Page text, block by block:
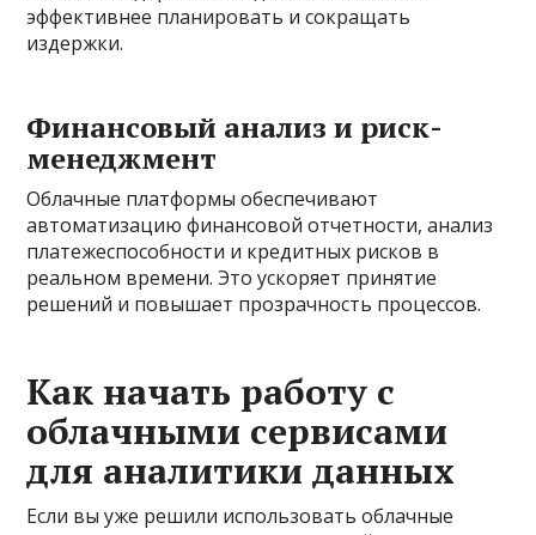
эффективнее планировать и сокращать
издержки.
Финансовый анализ и риск-
менеджмент
Облачные платформы обеспечивают
автоматизацию финансовой отчетности, анализ
платежеспособности и кредитных рисков в
реальном времени. Это ускоряет принятие
решений и повышает прозрачность процессов.
Как начать работу с
облачными сервисами
для аналитики данных
Если вы уже решили использовать облачные